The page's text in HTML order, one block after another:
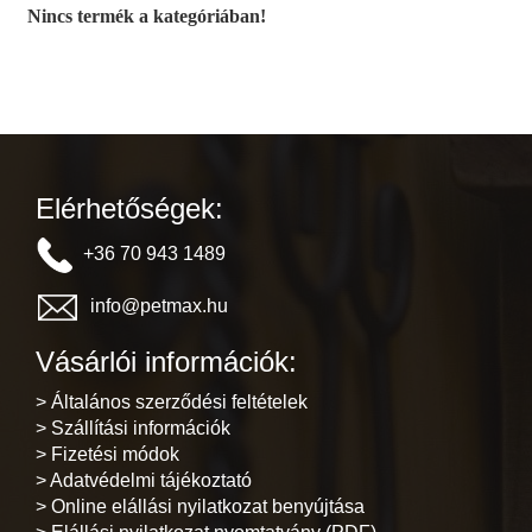
Nincs termék a kategóriában!
Elérhetőségek:
+36 70 943 1489
info@petmax.hu
Vásárlói információk:
> Általános szerződési feltételek
> Szállítási információk
> Fizetési módok
> Adatvédelmi tájékoztató
> Online elállási nyilatkozat benyújtása